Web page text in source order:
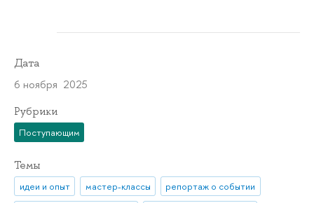
Дата
6 ноября 2025
Рубрики
Поступающим
Темы
идеи и опыт мастер-классы
репортаж о событии